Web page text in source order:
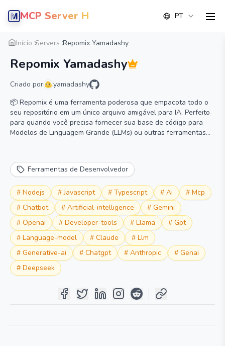
MCP Server Hub PT
Início Servers Repomix Yamadashy
Repomix Yamadashy
Criado por
yamadashy
📦 Repomix é uma ferramenta poderosa que empacota todo o
seu repositório em um único arquivo amigável para IA. Perfeito
para quando você precisa fornecer sua base de código para
Modelos de Linguagem Grande (LLMs) ou outras ferramentas
Ferramentas de Desenvolvedor
# Nodejs #Javascript # Typescript # Ai # Mcp
# Chatbot # Artificial-intelligence # Gemini
# Openai # Developer-tools # Llama # Gpt
# Language-model # Claude # Llm
# Generative-ai # Chatgpt # Anthropic # Genai
# Deepseek
Visão geral Detalhe